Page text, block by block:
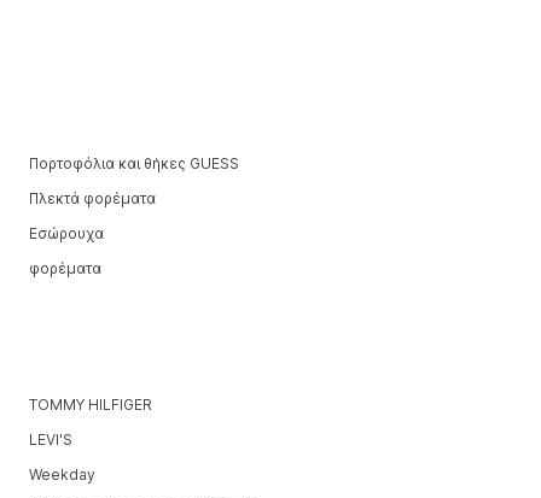
Πορτοφόλια και θήκες GUESS
Πλεκτά φορέματα
Εσώρουχα
φορέματα
TOMMY HILFIGER
LEVI'S
Weekday